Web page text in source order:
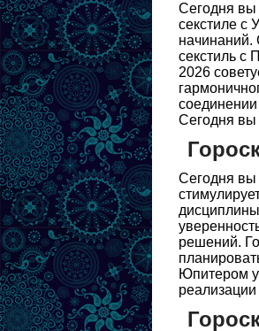
Сегодня вы
секстиле с
начинаний.
секстиль с
2026
Сегодня вы
Сегодня вы
решений.
Юпитером